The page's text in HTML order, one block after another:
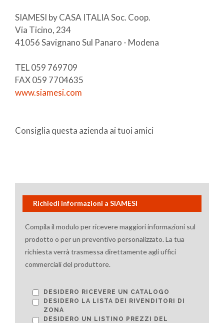
SIAMESI by CASA ITALIA Soc. Coop.
Via Ticino, 234
41056 Savignano Sul Panaro - Modena
TEL 059 769709
FAX 059 7704635
www.siamesi.com
Consiglia questa azienda ai tuoi amici
Richiedi informazioni a SIAMESI
Compila il modulo per ricevere maggiori informazioni sul
prodotto o per un preventivo personalizzato. La tua
richiesta verrà trasmessa direttamente agli uffici
commerciali del produttore.
DESIDERO RICEVERE UN CATALOGO
DESIDERO LA LISTA DEI RIVENDITORI DI
ZONA
DESIDERO UN LISTINO PREZZI DEL